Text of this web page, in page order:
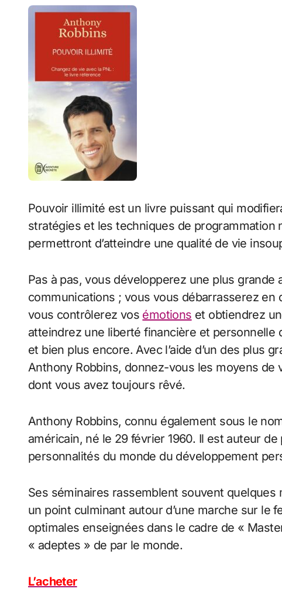
Pouvoir illimité est un livre puissant qui
stratégies et les techniques de programmation
permettront d’atteindre une qualité de vie
Pas à pas, vous développerez une plus grande
communications ; vous vous débarrasserez
vous contrôlerez vos émotions et obtiendrez
atteindrez une liberté financière et
et bien plus encore. Avec l’aide d’un des plus
Anthony Robbins, donnez-vous les moyens de
dont vous avez toujours rêvé.
Anthony Robbins, connu également sous le
américain, né le 29 février 1960. Il est auteur
personnalités du monde du développement
Ses séminaires rassemblent souvent
un point culminant autour d’une marche sur le
optimales enseignées dans le cadre de «
« adeptes » de par le monde.
L’acheter